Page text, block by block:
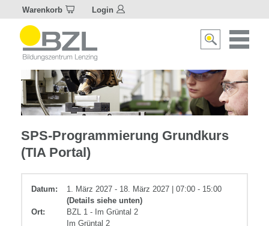
Warenkorb Login
Suche
Elektrotechnik
SPS-Programmierung Grundkurs
(TIA Portal)
Datum:
1. März 2027 - 18. März 2027 | 07:00 - 15:00
(Details siehe unten)
Ort:
BZL 1 - Im Grüntal 2
Im Grüntal 2